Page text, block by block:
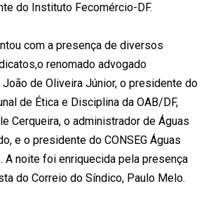
do Instituto Fecomércio-DF.
com a presença de diversos
renomado advogado
de Oliveira Júnior, o presidente do
de Ética e Disciplina da OAB/DF,
Cerqueira, o administrador de Águas
e o presidente do CONSEG Águas
A noite foi enriquecida pela presença
do Correio do Síndico, Paulo Melo.